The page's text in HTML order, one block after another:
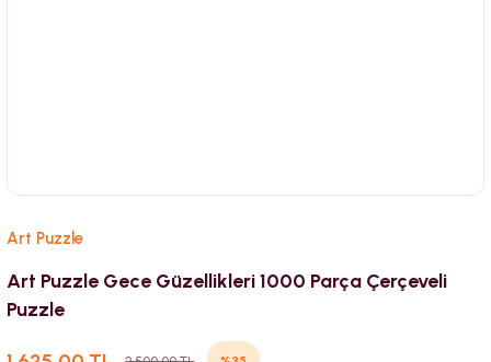
Art Puzzle
Art Puzzle Gece Güzellikleri 1000 Parça Çerçeveli
Puzzle